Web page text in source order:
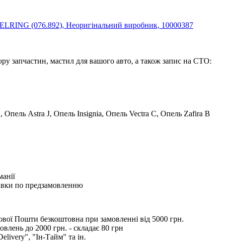
запчастин, мастил для вашого авто, а також запис на СТО:
Опель Astra J, Опель Insignia, Опель Vectra C, Опель Zafira B
по предзамовленню
Пошти безкоштовна при замовленні від 5000 грн.
до 2000 грн. - складає 80 грн
"Iн-Тайм" та ін.